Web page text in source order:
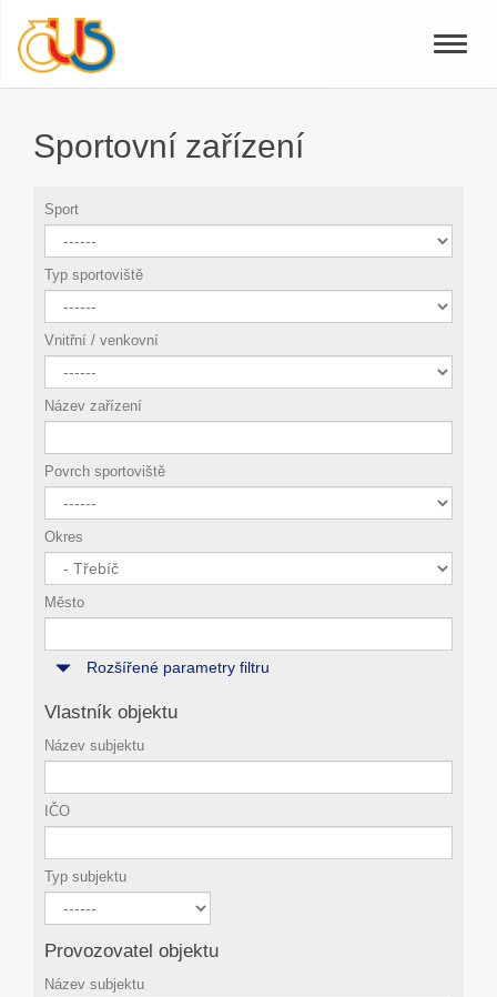
Toggle
Sportovní zařízení
Sport
Typ sportoviště
Vnitřní / venkovní
Název zařízení
Povrch sportoviště
Okres
Město
Rozšířené parametry filtru
Vlastník objektu
Název subjektu
IČO
Typ subjektu
Provozovatel objektu
Název subjektu